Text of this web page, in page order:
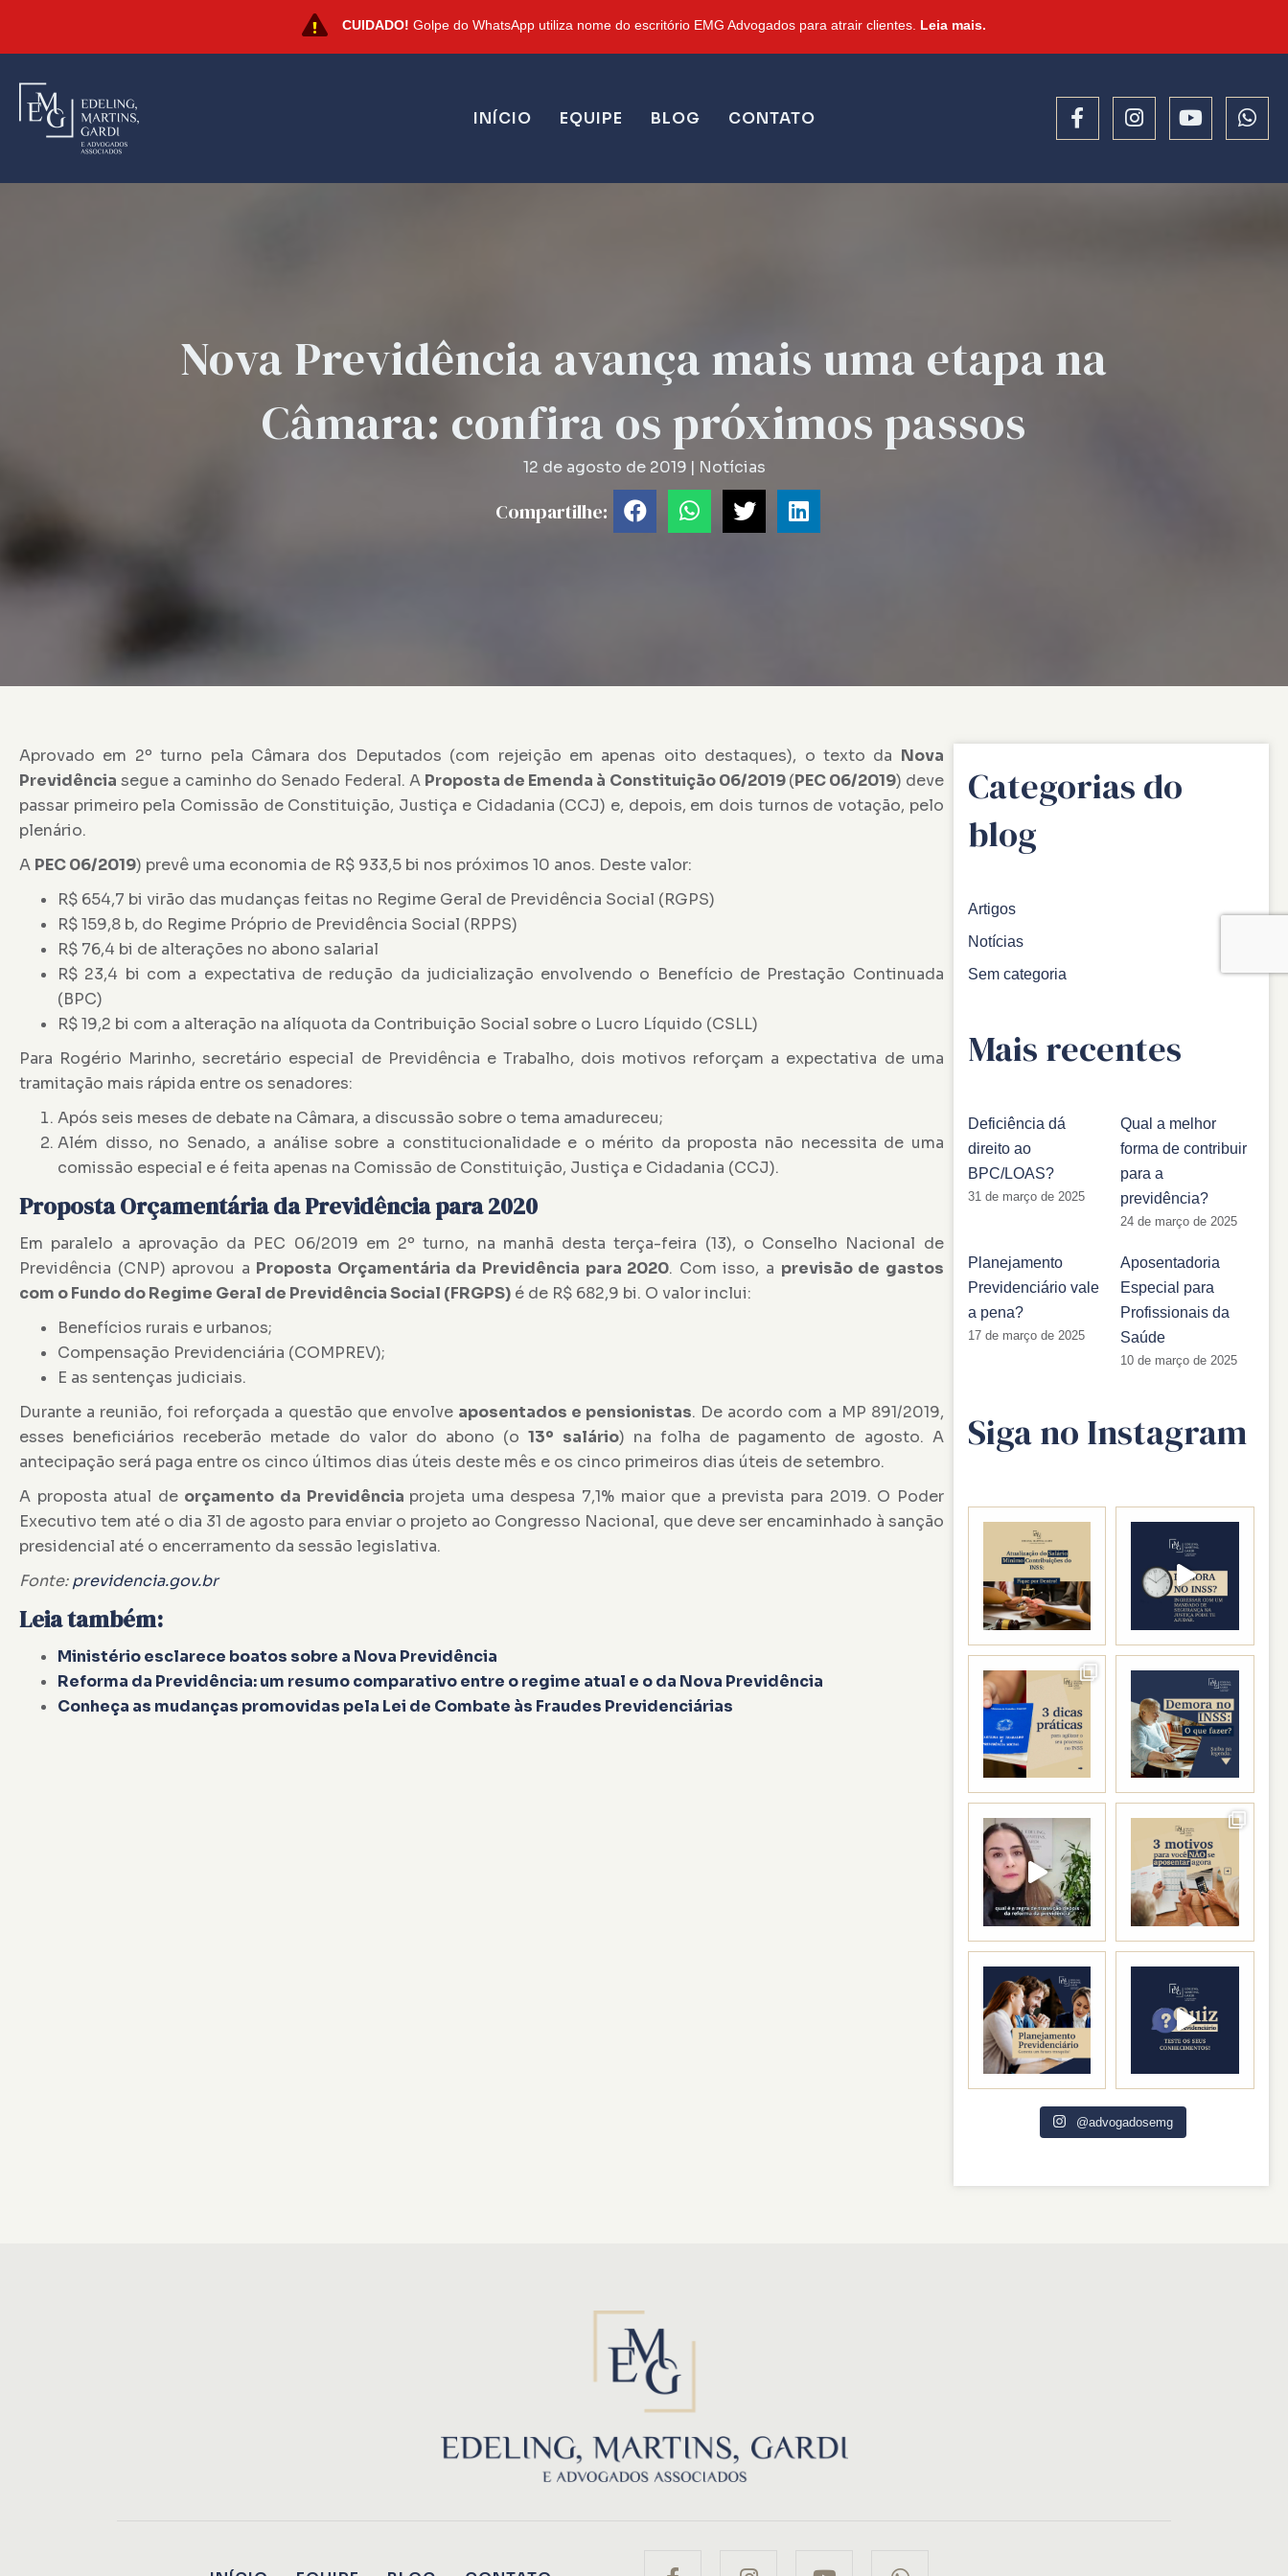
CUIDADO! Golpe do WhatsApp utiliza nome do escritório EMG Advogados para atrair clientes. Leia mais.
INÍCIO EQUIPE BLOG CONTATO
Nova Previdência avança mais uma etapa na
Câmara: confira os próximos passos
12 de agosto de 2019 | Notícias
Compartilhe:
Aprovado em 2º turno pela Câmara dos Deputados (com rejeição em apenas oito destaques), o texto da Nova
Previdência segue a caminho do Senado Federal. A Proposta de Emenda à Constituição 06/2019(PEC 06/2019) deve
passar primeiro pela Comissão de Constituição, Justiça e Cidadania (CCJ) e, depois, em dois turnos de votação, pelo
plenário.
A PEC 06/2019) prevê uma economia de R$ 933,5 bi nos próximos 10 anos. Deste valor:
R$ 654,7 bi virão das mudanças feitas no Regime Geral de Previdência Social (RGPS)
R$ 159,8 b, do Regime Próprio de Previdência Social (RPPS)
R$ 76,4 bi de alterações no abono salarial
R$ 23,4 bi com a expectativa de redução da judicialização envolvendo o Benefício de Prestação Continuada
(BPC)
R$ 19,2 bi com a alteração na alíquota da Contribuição Social sobre o Lucro Líquido (CSLL)
Para Rogério Marinho, secretário especial de Previdência e Trabalho, dois motivos reforçam a expectativa de uma
tramitação mais rápida entre os senadores:
Após seis meses de debate na Câmara, a discussão sobre o tema amadureceu;
Além disso, no Senado, a análise sobre a constitucionalidade e o mérito da proposta não necessita de uma
comissão especial e é feita apenas na Comissão de Constituição, Justiça e Cidadania (CCJ).
Proposta Orçamentária da Previdência para 2020
Em paralelo a aprovação da PEC 06/2019 em 2º turno, na manhã desta terça-feira (13), o Conselho Nacional de
Previdência (CNP) aprovou a Proposta Orçamentária da Previdência para 2020. Com isso, a previsão de gastos
com o Fundo do Regime Geral de Previdência Social (FRGPS) é de R$ 682,9 bi. O valor inclui:
Benefícios rurais e urbanos;
Compensação Previdenciária (COMPREV);
E as sentenças judiciais.
Durante a reunião, foi reforçada a questão que envolve aposentados e pensionistas. De acordo com a MP 891/2019,
esses beneficiários receberão metade do valor do abono (o13º salário) na folha de pagamento de agosto. A
antecipação será paga entre os cinco últimos dias úteis deste mês e os cinco primeiros dias úteis de setembro.
A proposta atual de orçamento da Previdência projeta uma despesa 7,1% maior que a prevista para 2019. O Poder
Executivo tem até o dia 31 de agosto para enviar o projeto ao Congresso Nacional, que deve ser encaminhado à sanção
presidencial até o encerramento da sessão legislativa.
Fonte:previdencia.gov.br
Leia também:
Ministério esclarece boatos sobre a Nova Previdência
Reforma da Previdência: um resumo comparativo entre o regime atual e o da Nova Previdência
Conheça as mudanças promovidas pela Lei de Combate às Fraudes Previdenciárias
Categorias do
blog
Artigos
Notícias
Sem categoria
Mais recentes
Deficiência dá
direito ao
BPC/LOAS?
31 de março de 2025
Qual a melhor
forma de contribuir
para a
previdência?
24 de março de 2025
Planejamento
Previdenciário vale
a pena?
17 de março de 2025
Aposentadoria
Especial para
Profissionais da
Saúde
10 de março de 2025
Siga no Instagram
@advogadosemg